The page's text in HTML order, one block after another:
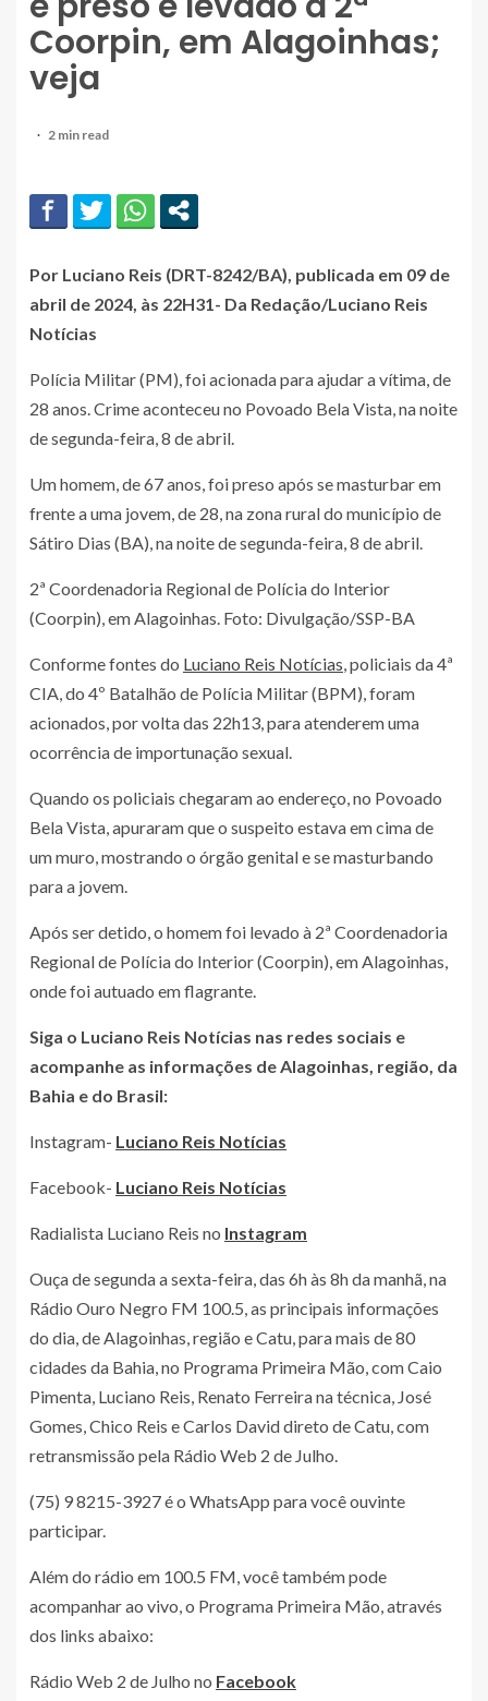
Coorpin, em Alagoinhas;
veja
2 min read
Por Luciano Reis (DRT-8242/BA), publicada em 09 de
abril de 2024, às 22H31- Da Redação/Luciano Reis
Notícias
Polícia Militar (PM), foi acionada para ajudar a vítima, de
28 anos. Crime aconteceu no Povoado Bela Vista, na noite
de segunda-feira, 8 de abril.
Um homem, de 67 anos, foi preso após se masturbar em
frente a uma jovem, de 28, na zona rural do município de
Sátiro Dias (BA), na noite de segunda-feira, 8 de abril.
2ª Coordenadoria Regional de Polícia do Interior
(Coorpin), em Alagoinhas. Foto: Divulgação/SSP-BA
Conforme fontes do Luciano Reis Notícias, policiais da 4ª
CIA, do 4º Batalhão de Polícia Militar (BPM), foram
acionados, por volta das 22h13, para atenderem uma
ocorrência de importunação sexual.
Quando os policiais chegaram ao endereço, no Povoado
Bela Vista, apuraram que o suspeito estava em cima de
um muro, mostrando o órgão genital e se masturbando
para a jovem.
Após ser detido, o homem foi levado à 2ª Coordenadoria
Regional de Polícia do Interior (Coorpin), em Alagoinhas,
onde foi autuado em flagrante.
Siga o Luciano Reis Notícias nas redes sociais e
acompanhe as informações de Alagoinhas, região, da
Bahia e do Brasil:
Instagram- Luciano Reis Notícias
Facebook- Luciano Reis Notícias
Radialista Luciano Reis no Instagram
Ouça de segunda a sexta-feira, das 6h às 8h da manhã, na
Rádio Ouro Negro FM 100.5, as principais informações
do dia, de Alagoinhas, região e Catu, para mais de 80
cidades da Bahia, no Programa Primeira Mão, com Caio
Pimenta, Luciano Reis, Renato Ferreira na técnica, José
Gomes, Chico Reis e Carlos David direto de Catu, com
retransmissão pela Rádio Web 2 de Julho.
(75) 9 8215-3927 é o WhatsApp para você ouvinte
participar.
Além do rádio em 100.5 FM, você também pode
acompanhar ao vivo, o Programa Primeira Mão, através
dos links abaixo:
Rádio Web 2 de Julho no Facebook